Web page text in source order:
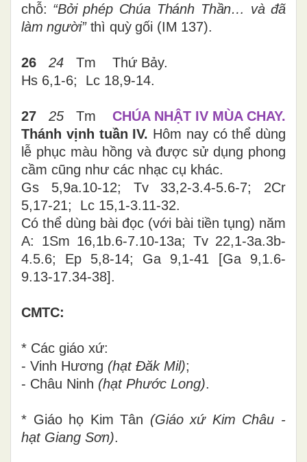
chỗ: “Bởi phép Chúa Thánh Thần… và đã
làm người” thì quỳ gối (IM 137).
26 24 Tm Thứ Bảy.
Hs 6,1-6; Lc 18,9-14.
27 25 Tm CHÚA NHẬT IV MÙA CHAY.
Thánh vịnh tuần IV. Hôm nay có thể dùng
lễ phục màu hồng và được sử dụng phong
cầm cũng như các nhạc cụ khác.
Gs 5,9a.10-12; Tv 33,2-3.4-5.6-7; 2Cr
5,17-21; Lc 15,1-3.11-32.
Có thể dùng bài đọc (với bài tiền tụng) năm
A: 1Sm 16,1b.6-7.10-13a; Tv 22,1-3a.3b-
4.5.6; Ep 5,8-14; Ga 9,1-41
[Ga 9,1.6-
9.13-17.34-38].
CMTC:
* Các giáo xứ:
- Vinh Hương (hạt Đăk Mil);
- Châu Ninh (hạt Phước Long).
* Giáo họ Kim Tân (Giáo xứ Kim Châu -
hạt Giang Sơn).